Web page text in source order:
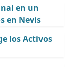
en un
en Nevis
los Activos